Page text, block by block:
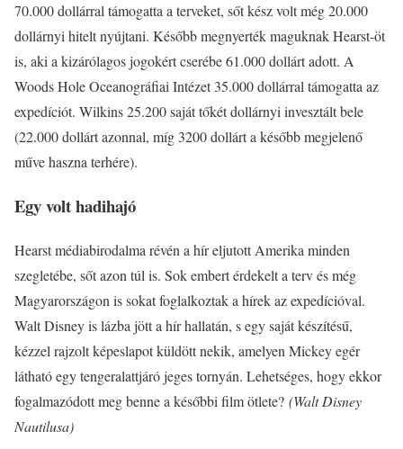
70.000 dollárral támogatta a terveket, sőt kész volt még 20.000
dollárnyi hitelt nyújtani. Később megnyerték maguknak Hearst-öt
is, aki a kizárólagos jogokért cserébe 61.000 dollárt adott. A
Woods Hole Oceanográfiai Intézet 35.000 dollárral támogatta az
expedíciót. Wilkins 25.200 saját tőkét dollárnyi invesztált bele
(22.000 dollárt azonnal, míg 3200 dollárt a később megjelenő
műve haszna terhére).
Egy volt hadihajó
Hearst médiabirodalma révén a hír eljutott Amerika minden
szegletébe, sőt azon túl is. Sok embert érdekelt a terv és még
Magyarországon is sokat foglalkoztak a hírek az expedícióval.
Walt Disney is lázba jött a hír hallatán, s egy saját készítésű,
kézzel rajzolt képeslapot küldött nekik, amelyen Mickey egér
látható egy tengeralattjáró jeges tornyán. Lehetséges, hogy ekkor
fogalmazódott meg benne a későbbi film ötlete? (Walt Disney
Nautilusa)